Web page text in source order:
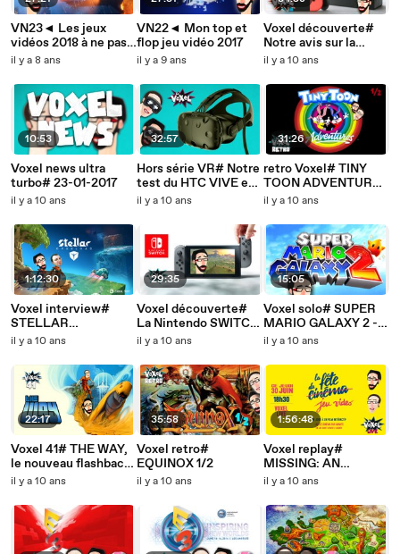
VN23◄ Les jeux
vidéos 2018 à ne pas
rater
il y a 8 ans
10:53
Voxel news ultra
turbo# 23-01-2017
il y a 10 ans
1:12:30
Voxel interview#
STELLAR
OVERLOAD: le boss
il y a 10 ans
22:17
Voxel 41# THE WAY,
le nouveau flashback
?
il y a 10 ans
VN22◄ Mon top et
flop jeu vidéo 2017
il y a 9 ans
32:57
Hors série VR# Notre
test du HTC VIVE et
ses jeux
il y a 10 ans
29:35
Voxel découverte#
La Nintendo SWITCH,
pas convaincu mais...
il y a 10 ans
35:58
Voxel retro#
EQUINOX 1/2
il y a 10 ans
Voxel découverte#
Notre avis sur la
Nintendo Switch
il y a 10 ans
31:26
retro Voxel# TINY
TOON ADVENTURES
1/2
il y a 10 ans
15:05
Voxel solo# SUPER
MARIO GALAXY 2 -
étoile 242, mon
il y a 10 ans
1:56:48
Voxel replay#
MISSING: AN
INTERACTIVE
cinéma
il y a 10 ans